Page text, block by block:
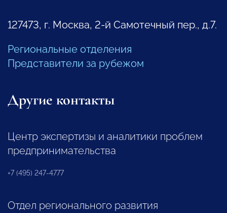
127473, г. Москва, 2-й Самотечный пер., д.7.
Региональные отделения
Представители за рубежом
Другие контакты
Центр экспертизы и аналитики проблем
предпринимательства
+7 (495) 247-4777
Отдел регионального развития